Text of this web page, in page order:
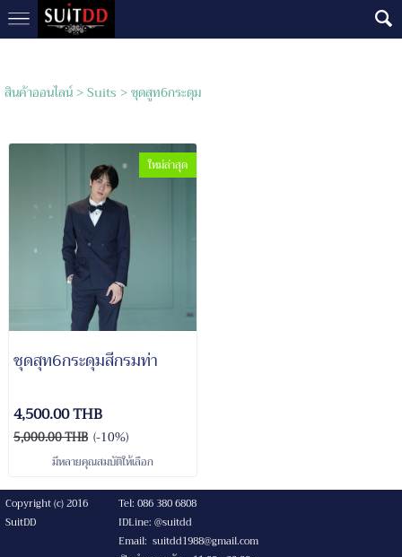
สินค้าออนไลน์>Suits >ชุดสูท6กระดุม
ใหม่ล่าสุด
ชุดสุท6กระดุมสีกรมท่า
4,500.00 THB
5,000.00 THB (-10%)
มีหลายคุณสมบัติให้เลือก
Copyright (c) 2016
Tel: 086 380 6808
SuitDD
IDLine: @suitdd
Email: suitdd1988@gmail.com